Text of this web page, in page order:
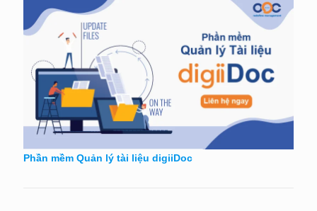
Phần mềm Quản lý tài liệu digiiDoc